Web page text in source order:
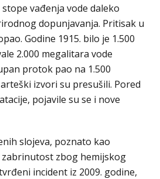
vađenja vode daleko
dopunjavanja. Pritisak u
Godine 1915. bilo je 1.500
2.000 megalitara vode
protok pao na 1.500
izvori su presušili. Pored
pojavile su se i nove
slojeva, poznato kao
zabrinutost zbog hemijskog
incident iz 2009. godine,